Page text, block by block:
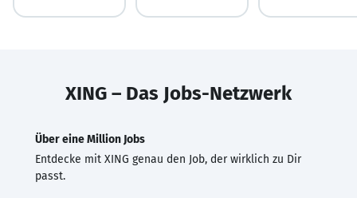
XING – Das Jobs-Netzwerk
Über eine Million Jobs
Entdecke mit XING genau den Job, der wirklich zu Dir
passt.